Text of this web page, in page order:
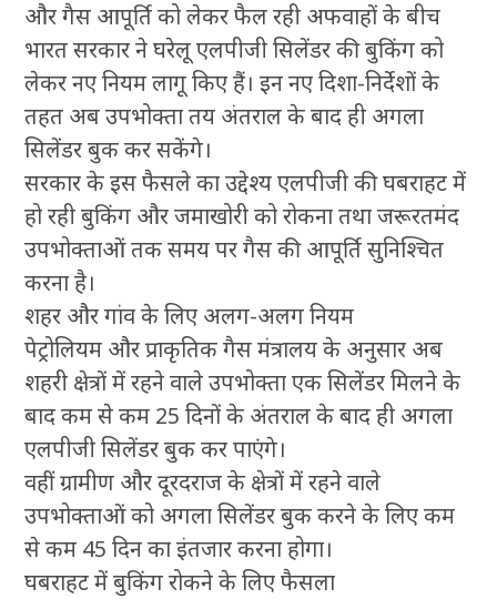
और गैस आपूर्ति को लेकर फैल रही अफवाहों के बीच
भारत सरकार ने घरेलू एलपीजी सिलेंडर की बुकिंग को
लेकर नए नियम लागू किए हैं। इन नए दिशा-निर्देशों के
तहत अब उपभोक्ता तय अंतराल के बाद ही अगला
सिलेंडर बुक कर सकेंगे।
सरकार के इस फैसले का उद्देश्य एलपीजी की घबराहट में
हो रही बुकिंग और जमाखोरी को रोकना तथा जरूरतमंद
उपभोक्ताओं तक समय पर गैस की आपूर्ति सुनिश्चित
करना है।
शहर और गांव के लिए अलग-अलग नियम
पेट्रोलियम और प्राकृतिक गैस मंत्रालय के अनुसार अब
शहरी क्षेत्रों में रहने वाले उपभोक्ता एक सिलेंडर मिलने के
बाद कम से कम 25 दिनों के अंतराल के बाद ही अगला
एलपीजी सिलेंडर बुक कर पाएंगे।
वहीं ग्रामीण और दूरदराज के क्षेत्रों में रहने वाले
उपभोक्ताओं को अगला सिलेंडर बुक करने के लिए कम
से कम 45 दिन का इंतजार करना होगा।
घबराहट में बुकिंग रोकने के लिए फैसला